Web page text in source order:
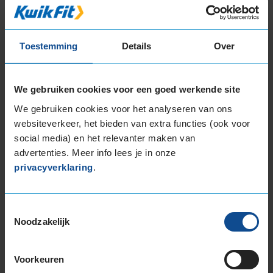
Toestemming Details Over
We gebruiken cookies voor een goed werkende site
We gebruiken cookies voor het analyseren van ons
websiteverkeer, het bieden van extra functies (ook voor
social media) en het relevanter maken van
advertenties. Meer info lees je in onze
privacyverklaring.
Noodzakelijk
Voorkeuren
235/40R18 95 Y
D
B
72
Deze band is beoordeeld met het EU
met een minder goede brandstofefficiëntie.